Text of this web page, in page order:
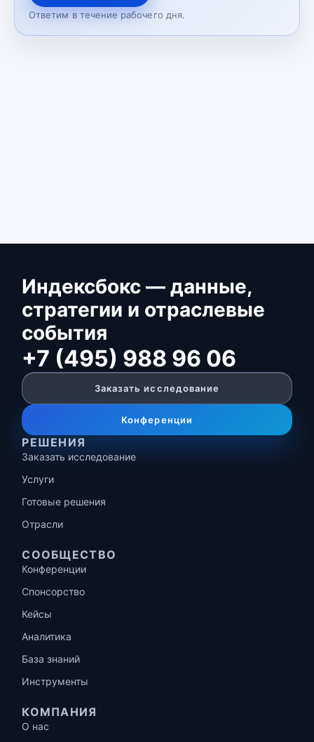
Ответим в течение рабочего дня.
Индексбокс — данные,
стратегии и отраслевые
события
+7 (495) 988 96 06
Заказать исследование
Конференции
РЕШЕНИЯ
Заказать исследование
Услуги
Готовые решения
Отрасли
СООБЩЕСТВО
Конференции
Спонсорство
Кейсы
Аналитика
База знаний
Инструменты
КОМПАНИЯ
О нас